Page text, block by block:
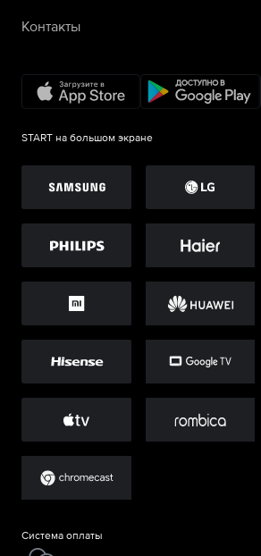
Контакты
START на большом экране
Система оплаты